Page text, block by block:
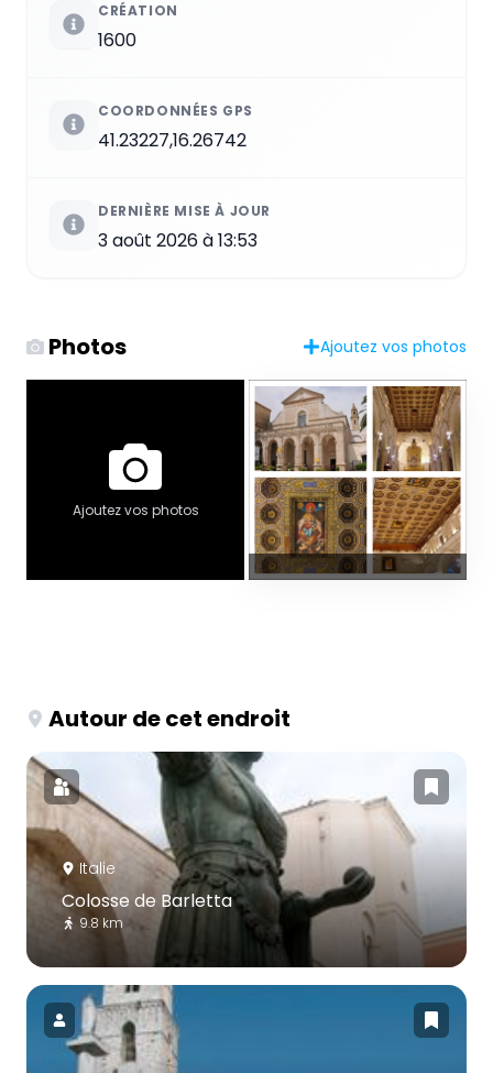
CRÉATION
1600
COORDONNÉES GPS
41.23227,16.26742
DERNIÈRE MISE À JOUR
3 août 2026 à 13:53
Photos Ajoutez vos photos
Ajoutez vos photos
Autour de cet endroit
Italie
Colosse de Barletta
9.8 km